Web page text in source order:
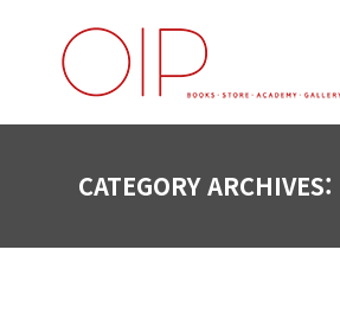
CATEGORY ARCHIVES: